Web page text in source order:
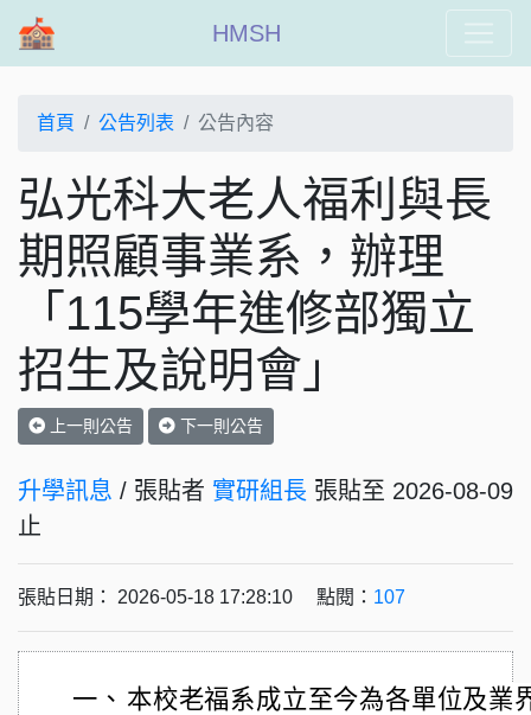
HMSH
首頁 公告列表 公告內容
弘光科大老人福利與長
期照顧事業系，辦理
「115學年進修部獨立
招生及說明會」
上一則公告 下一則公告
升學訊息 / 張貼者 實研組長 張貼至 2026-08-09
止
張貼日期： 2026-05-18 17:28:10 點閱： 107
一、 本校老福系成立至今為各單位及業